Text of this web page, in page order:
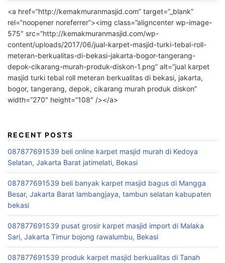
<a href=”http://kemakmuranmasjid.com” target=”_blank”
rel=”noopener noreferrer”><img class=”aligncenter wp-image-
575″ src=”http://kemakmuranmasjid.com/wp-
content/uploads/2017/06/jual-karpet-masjid-turki-tebal-roll-
meteran-berkualitas-di-bekasi-jakarta-bogor-tangerang-
depok-cikarang-murah-produk-diskon-1.png” alt=”jual karpet
masjid turki tebal roll meteran berkualitas di bekasi, jakarta,
bogor, tangerang, depok, cikarang murah produk diskon”
width=”270″ height=”108″ /></a>
RECENT POSTS
087877691539 beli online karpet masjid murah di Kedoya
Selatan, Jakarta Barat jatimelati, Bekasi
087877691539 beli banyak karpet masjid bagus di Mangga
Besar, Jakarta Barat lambangjaya, tambun selatan kabupaten
bekasi
087877691539 pusat grosir karpet masjid import di Malaka
Sari, Jakarta Timur bojong rawalumbu, Bekasi
087877691539 produk karpet masjid berkualitas di Tanah